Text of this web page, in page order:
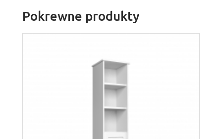
Pokrewne produkty